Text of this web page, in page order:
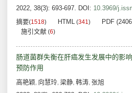
2022, 38(3): 693-697. DOI: 10.3969/
摘要(1518) HTML (341) PDF
施引文献 (6)
肠道菌群失衡在肝癌发生发展中的影
预防作用
高艳颖, 向慧玲, 梁静, 韩涛, 张旭